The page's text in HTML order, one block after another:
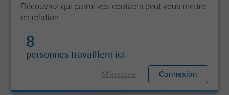
Découvrez qui parmi vos contacts peut vous mettre
en relation.
8
personnes travaillent ici
M'inscrire Connexion